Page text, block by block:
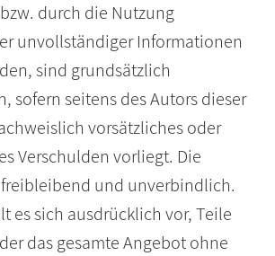
durch die Nutzung
unvollständiger Informationen
sind grundsätzlich
sofern seitens des Autors dieser
vorsätzliches oder
Verschulden vorliegt. Die
und unverbindlich.
es sich ausdrücklich vor, Teile
das gesamte Angebot ohne